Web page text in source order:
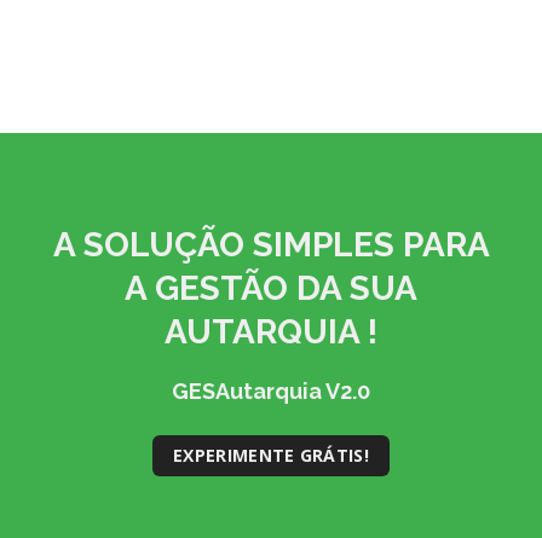
A SOLUÇÃO SIMPLES PARA
A GESTÃO DA SUA
AUTARQUIA !
GESAutarquia V2.0
EXPERIMENTE GRÁTIS!